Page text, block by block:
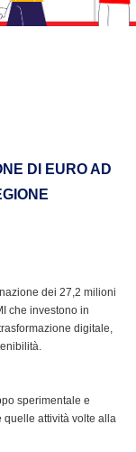
DI EURO AD
dei 27,2 milioni
che investono in
digitale,
sperimentale e
quelle attività volte alla